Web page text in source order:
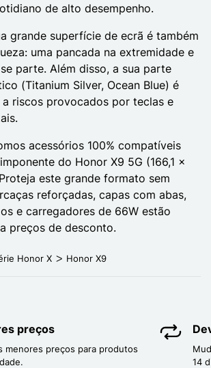
de alto desempenho.
grande superfície de ecrã é também
uma pancada na extremidade e
parte. Além disso, a sua parte
(Titanium Silver, Ocean Blue) é
riscos provocados por teclas e
acessórios 100% compatíveis
do Honor X9 5G (166,1 x
este grande formato sem
reforçadas, capas com abas,
e carregadores de 66W estão
preços de desconto.
Honor X Honor X9
preços
menores preços para produtos
14